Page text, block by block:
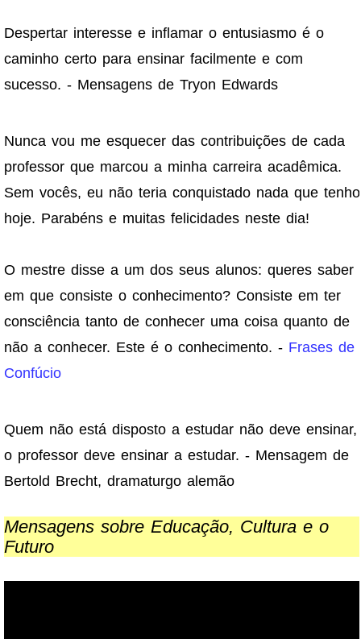
Despertar interesse e inflamar o entusiasmo é o
caminho certo para ensinar facilmente e com
sucesso. - Mensagens de Tryon Edwards
Nunca vou me esquecer das contribuições de cada
professor que marcou a minha carreira acadêmica.
Sem vocês, eu não teria conquistado nada que tenho
hoje. Parabéns e muitas felicidades neste dia!
O mestre disse a um dos seus alunos: queres saber
em que consiste o conhecimento? Consiste em ter
consciência tanto de conhecer uma coisa quanto de
não a conhecer. Este é o conhecimento. - Frases de
Confúcio
Quem não está disposto a estudar não deve ensinar,
o professor deve ensinar a estudar. - Mensagem de
Bertold Brecht, dramaturgo alemão
Mensagens sobre Educação, Cultura e o
Futuro